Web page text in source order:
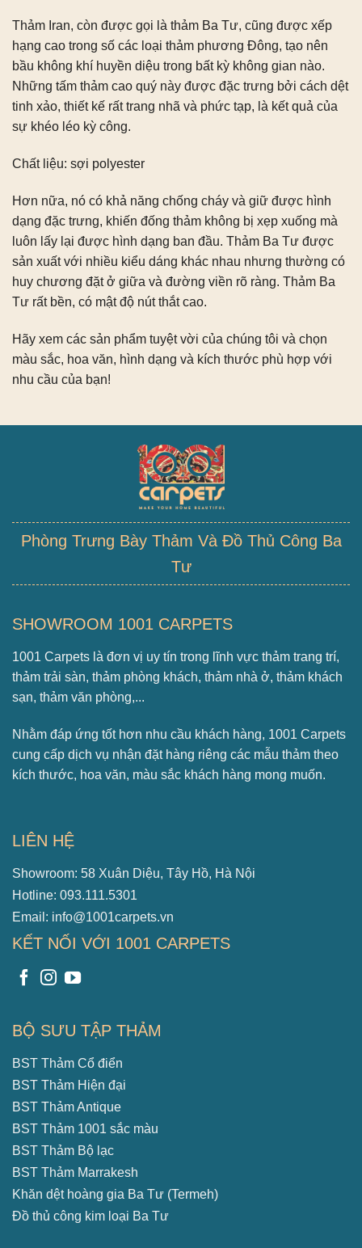
Thảm Iran, còn được gọi là thảm Ba Tư, cũng được xếp
hạng cao trong số các loại thảm phương Đông, tạo nên
bầu không khí huyền diệu trong bất kỳ không gian nào.
Những tấm thảm cao quý này được đặc trưng bởi cách dệt
tinh xảo, thiết kế rất trang nhã và phức tạp, là kết quả của
sự khéo léo kỳ công.
Chất liệu: sợi polyester
Hơn nữa, nó có khả năng chống cháy và giữ được hình
dạng đặc trưng, ​​khiến đống thảm không bị xẹp xuống mà
luôn lấy lại được hình dạng ban đầu. Thảm Ba Tư được
sản xuất với nhiều kiểu dáng khác nhau nhưng thường có
huy chương đặt ở giữa và đường viền rõ ràng. Thảm Ba
Tư rất bền, có mật độ nút thắt cao.
Hãy xem các sản phẩm tuyệt vời của chúng tôi và chọn
màu sắc, hoa văn, hình dạng và kích thước phù hợp với
nhu cầu của bạn!
Phòng Trưng Bày Thảm Và Đồ Thủ Công Ba
Tư
SHOWROOM 1001 CARPETS
1001 Carpets là đơn vị uy tín trong lĩnh vực thảm trang trí,
thảm trải sàn, thảm phòng khách, thảm nhà ở, thảm khách
sạn, thảm văn phòng,...
Nhằm đáp ứng tốt hơn nhu cầu khách hàng, 1001 Carpets
cung cấp dịch vụ nhận đặt hàng riêng các mẫu thảm theo
kích thước, hoa văn, màu sắc khách hàng mong muốn.
LIÊN HỆ
Showroom: 58 Xuân Diệu, Tây Hồ, Hà Nội
Hotline: 093.111.5301
Email: info@1001carpets.vn
KẾT NỐI VỚI 1001 CARPETS
BỘ SƯU TẬP THẢM
BST Thảm Cổ điển
BST Thảm Hiện đại
BST Thảm Antique
BST Thảm 1001 sắc màu
BST Thảm Bộ lạc
BST Thảm Marrakesh
Khăn dệt hoàng gia Ba Tư (Termeh)
Đồ thủ công kim loại Ba Tư